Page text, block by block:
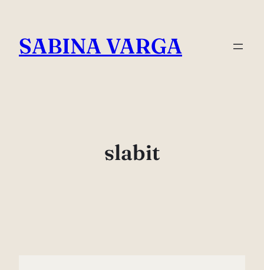
content
SABINA VARGA
slabit